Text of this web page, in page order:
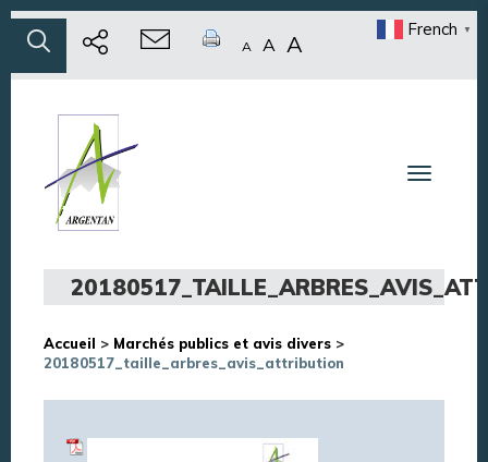
A A A
French ▼
Toggle
Accueil > Marchés publics et avis divers >
20180517_taille_arbres_avis_attribution